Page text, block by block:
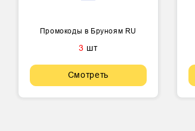
Промокоды в Бруноям RU
3 шт
Смотреть